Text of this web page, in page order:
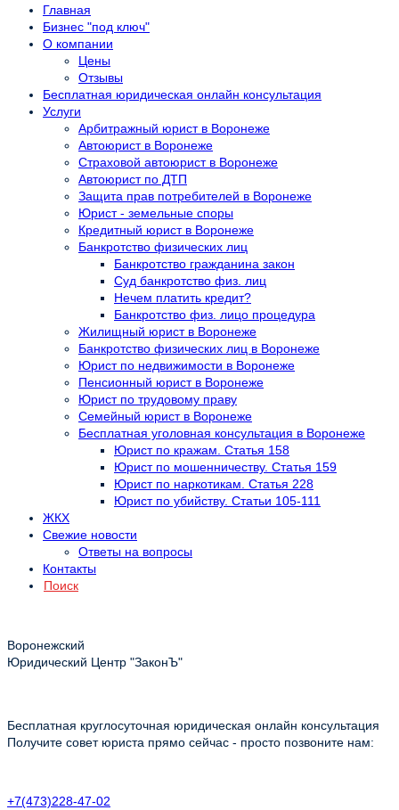
Главная
Бизнес "под ключ"
О компании
Цены
Отзывы
Бесплатная юридическая онлайн консультация
Услуги
Арбитражный юрист в Воронеже
Автоюрист в Воронеже
Страховой автоюрист в Воронеже
Автоюрист по ДТП
Защита прав потребителей в Воронеже
Юрист - земельные споры
Кредитный юрист в Воронеже
Банкротство физических лиц
Банкротство гражданина закон
Суд банкротство физ. лиц
Нечем платить кредит?
Банкротство физ. лицо процедура
Жилищный юрист в Воронеже
Банкротство физических лиц в Воронеже
Юрист по недвижимости в Воронеже
Пенсионный юрист в Воронеже
Юрист по трудовому праву
Семейный юрист в Воронеже
Бесплатная уголовная консультация в Воронеже
Юрист по кражам. Статья 158
Юрист по мошенничеству. Статья 159
Юрист по наркотикам. Статья 228
Юрист по убийству. Статьи 105-111
ЖКХ
Свежие новости
Ответы на вопросы
Контакты
Поиск
Воронежский
Юридический Центр "ЗаконЪ"
Бесплатная круглосуточная юридическая онлайн консультация
Получите совет юриста прямо сейчас - просто позвоните нам:
+7(473)228-47-02